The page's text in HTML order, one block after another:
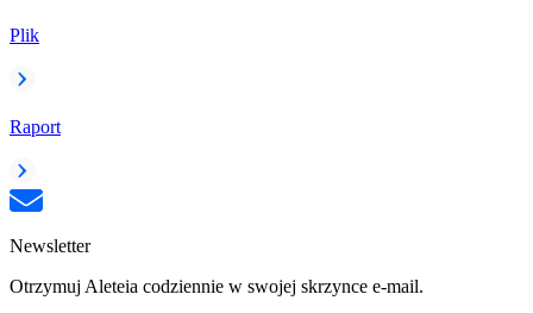
Plik
Raport
Newsletter
Otrzymuj Aleteia codziennie w swojej skrzynce e-mail.